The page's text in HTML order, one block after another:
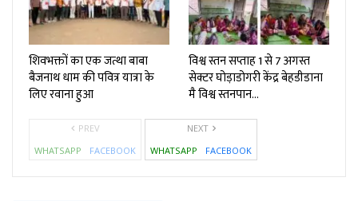
शिवभक्तों का एक जत्था बाबा
बैजनाथ धाम की पवित्र यात्रा के
लिए रवाना हुआ
विश्व स्तन सप्ताह 1 से 7 अगस्त
सेक्टर घोड़ाडोगरी केंद्र बेहडीडाना
मै विश्व स्तनपान…
PREV
WHATSAPP
FACEBOOK
NEXT
WHATSAPP
FACEBOOK